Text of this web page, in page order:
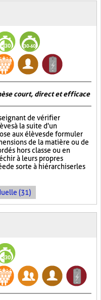
court, direct et efficace
de vérifier
à la suite d'un
aux élèves de formuler
de la matière ou de
hors classe ou en
à leurs propres
de sorte à hiérarchiser les
(31)